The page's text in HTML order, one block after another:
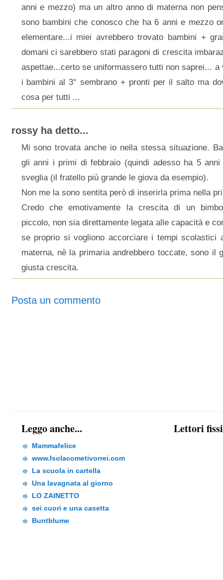
anni e mezzo) ma un altro anno di materna non
sono bambini che conosco che ha 6 anni e mezzo
elementare...i miei avrebbero trovato bambini +
domani ci sarebbero stati paragoni di crescita
aspettae...certo se uniformassero tutti non saprei... a
i bambini al 3° sembrano + pronti per il salto ma
cosa per tutti ...
rossy ha detto...
Mi sono trovata anche io nella stessa situazione.
gli anni i primi di febbraio (quindi adesso ha 5
sveglia (il fratello più grande le giova da esempio).
Non me la sono sentita però di inserirla prima nella
Credo che emotivamente la crescita di un
piccolo, non sia direttamente legata alle capacità e
se proprio si vogliono accorciare i tempi scolastici
materna, nè la primaria andrebbero toccate, sono il
giusta crescita.
Posta un commento
Leggo anche...
Mammafelice
www.Isolacometivorrei.com
La scuola in cartella
Una lavagnata al giorno
LO ZAINETTO
sei cuori e una casetta
Buntblume
Lettori fissi